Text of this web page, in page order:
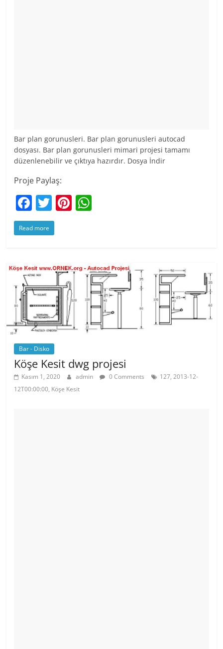
Bar plan gorunusleri. Bar plan gorunusleri autocad
dosyası. Bar plan gorunusleri mimari projesi tamamı
düzenlenebilir ve çıktıya hazırdır. Dosya İndir
Proje Paylaş:
F
a
c
b
o
o
k
T
w
itt
Pi
nt
st A
p
p
Read more
Bar - Disko
Köşe Kesit dwg projesi
Kasım 1, 2020 admin 0 Comments
127, 2013-12-
12T00:00:00, Köşe Kesit